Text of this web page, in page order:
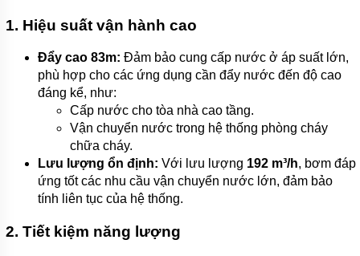
BƠM
NÉN
1. Hiệu suất vận hành cao
Đẩy cao 83m: Đảm bảo cung cấp nước ở áp suất lớn,
phù hợp cho các ứng dụng cần đẩy nước đến độ cao
đáng kể, như:
Cấp nước cho tòa nhà cao tầng.
Vận chuyển nước trong hệ thống phòng cháy
chữa cháy.
Lưu lượng ổn định: Với lưu lượng 192 m³/h, bơm đáp
ứng tốt các nhu cầu vận chuyển nước lớn, đảm bảo
tính liên tục của hệ thống.
2. Tiết kiệm năng lượng